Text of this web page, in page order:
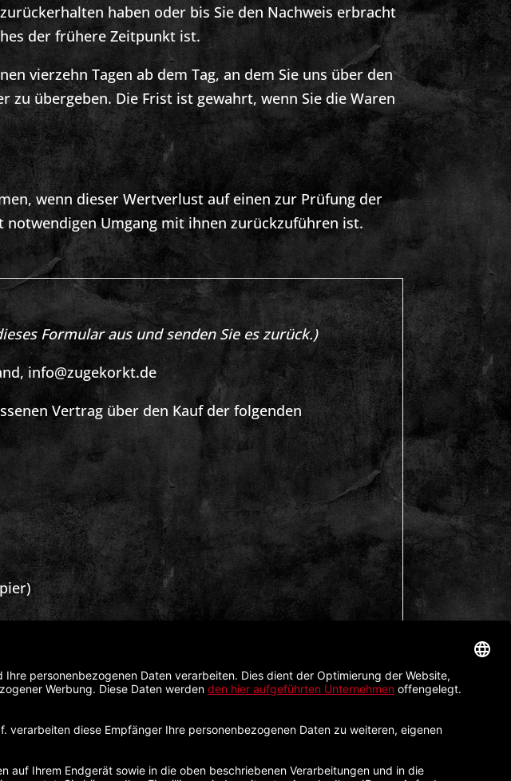
haben oder bis Sie den Nachweis erbracht
der frühere Zeitpunkt ist.
vierzehn Tagen ab dem Tag, an dem Sie uns über den
übergeben. Die Frist ist gewahrt, wenn Sie die Waren
wenn dieser Wertverlust auf einen zur Prüfung der
notwendigen Umgang mit ihnen zurückzuführen ist.
Formular aus und senden Sie es zurück.)
info@zugekorkt.de
Vertrag über den Kauf der folgenden